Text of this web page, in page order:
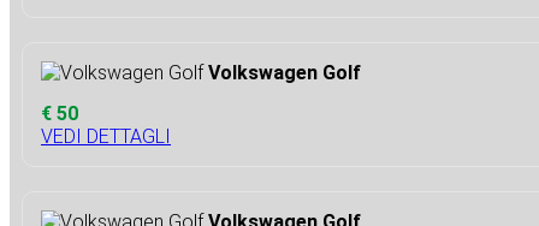
Volkswagen Golf
€ 50
VEDI DETTAGLI